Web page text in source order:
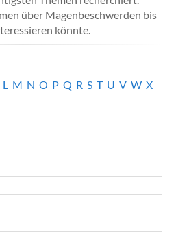
über Magenbeschwerden bis
könnte.
L M N O P Q R S T U V W X